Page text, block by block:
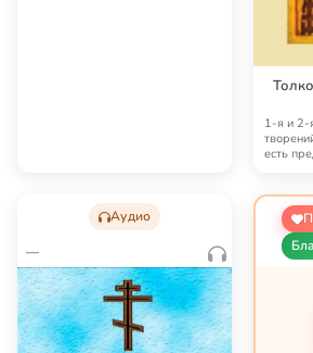
1-я и 2-
есть
Аудио
—